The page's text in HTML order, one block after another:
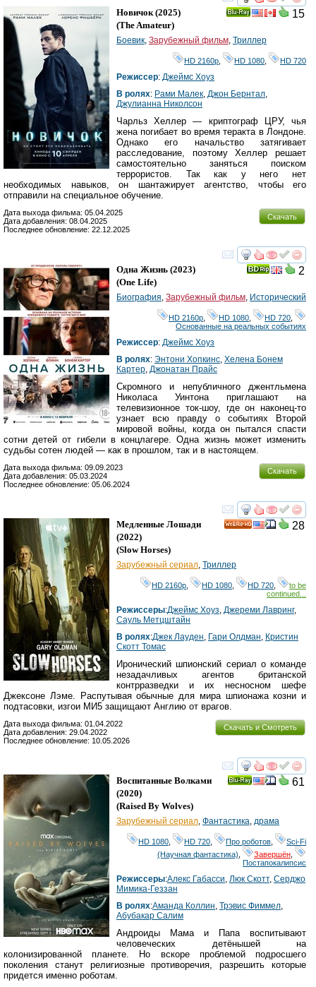
смотреть
15
Новичок(2025)
(The Amateur)
Боевик, Зарубежный фильм, Триллер
HD 2160р, HD 1080, HD 720
Режиссер: Джеймс Хоуз
В ролях: Рами Малек, Джон Бернтал,
Джулианна Николсон
Чарльз Хеллер — криптограф ЦРУ, чья
жена погибает во время теракта в Лондоне.
Однако его начальство затягивает
расследование, поэтому Хеллер решает
самостоятельно заняться поиском
террористов. Так как у него нет
необходимых навыков, он шантажирует агентство, чтобы его
отправили на специальное обучение.
Скачать
Дата выхода фильма: 05.04.2025
Дата добавления: 08.04.2025
Последнее обновление: 22.12.2025
смотреть
2
Одна Жизнь (2023)
(One Life)
Биография, Зарубежный фильм, Исторический
HD 2160р HD 1080 HD 720
Основанные на реальных событиях
Режиссер: Джеймс Хоуз
В ролях: Энтони Хопкинс, Хелена Бонем
Картер, Джонатан Прайс
Скромного и непубличного джентльмена
Николаса Уинтона приглашают на
телевизионное ток-шоу, где он наконец-то
узнает всю правду о событиях Второй
мировой войны, когда он пытался спасти
сотни детей от гибели в концлагере. Одна жизнь может изменить
судьбы сотен людей — как в прошлом, так и в настоящем.
Скачать
Дата выхода фильма: 09.09.2023
Дата добавления: 05.03.2024
Последнее обновление: 05.06.2024
смотреть
28
Медленные Лошади
(2022)
(Slow Horses)
Зарубежный сериал, Триллер
HD 2160р HD 1080 HD 720
to be
continued...
Режиссеры:Джеймс Хоуз, Джереми Лавринг,
Сауль Метцштайн
В ролях:Джек Лауден, Гари Олдман, Кристин
Скотт Томас
Иронический шпионский сериал о команде
незадачливых агентов британской
контрразведки и их несносном шефе
Джексоне Лэме. Распутывая обычные для мира шпионажа козни и
подтасовки, изгои МИ5 защищают Англию от врагов.
Скачать и Смотреть
Дата выхода фильма: 01.04.2022
Дата добавления: 29.04.2022
Последнее обновление: 10.05.2026
смотреть
61
Воспитанные Волками
(2020)
(Raised By Wolves)
Зарубежный сериал Фантастика драма
HD 1080 HD 720 Про роботов
Sci-Fi
(Научная фантастика)
Завершён
Постапокалипсис
Режиссеры:Алекс Габасси Люк Скотт, Серджо
Мимика-Геззан
В ролях:Аманда Коллин Трэвис Фиммел
Абубакар Салим
Андроиды Мама и Папа воспитывают
человеческих детёнышей на
колонизированной планете. Но вскоре проблемой подросшего
поколения станут религиозные противоречия, разрешить которые
придется именно роботам.